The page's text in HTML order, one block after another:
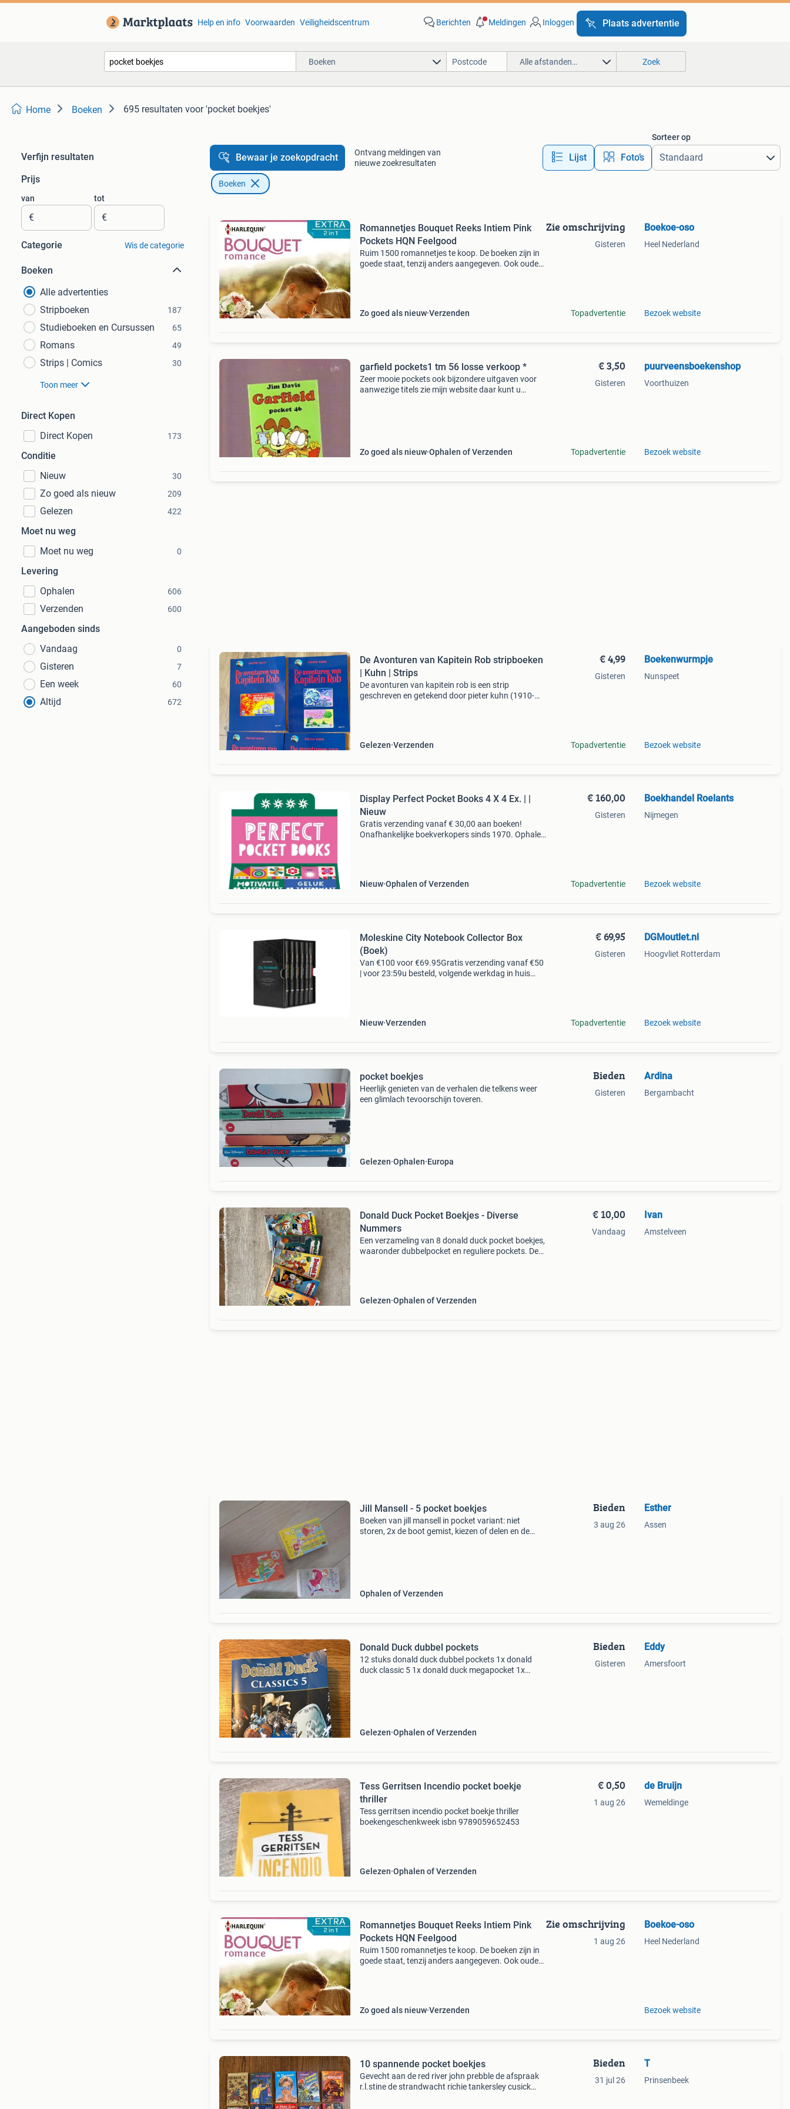
Help en info Voorwaarden Veiligheidscentrum Berichten Meldingen Inloggen Plaats advertentie
Boeken Alle afstanden… Zoek
Home Boeken 695 resultaten voor 'pocket boekjes'
Verfijn resultaten
Prijs
van
€
tot
€
Categorie Wis de categorie
Boeken
Alle advertenties
Stripboeken
187
Studieboeken en Cursussen 65
Romans 49
Strips | Comics 30
Toon meer
Direct Kopen
Direct Kopen
173
Conditie
Nieuw
30
Zo goed als nieuw 209
Gelezen 422
Moet nu weg
Moet nu weg
0
Levering
Ophalen
606
Verzenden 600
Aangeboden sinds
Vandaag
0
Gisteren 7
Een week 60
Altijd 672
Bewaar je zoekopdracht
Ontvang meldingen van
nieuwe zoekresultaten
Lijst Foto’s
Sorteer op
Boeken
Romannetjes Bouquet Reeks Intiem Pink
Pockets HQN Feelgood
Ruim 1500 romannetjes te koop. De boeken zijn in
goede staat, tenzij anders aangegeven. Ook oudere
Zo goed als nieuw Verzenden
Zie omschrijving
Gisteren
Topadvertentie
Boekoe-oso
Heel Nederland
Bezoek website
garfield pockets1 tm 56 losse verkoop *
Zeer mooie pockets ook bijzondere uitgaven voor
aanwezige titels zie mijn website daar kunt u
Zo goed als nieuw Ophalen of Verzenden
€ 3,50
Gisteren
Topadvertentie
puurveensboekenshop
Voorthuizen
Bezoek website
De Avonturen van Kapitein Rob stripboeken
| Kuhn | Strips
De avonturen van kapitein rob is een strip
geschreven en getekend door pieter kuhn (1910-
Gelezen Verzenden
€ 4,99
Gisteren
Topadvertentie
Boekenwurmpje
Nunspeet
Bezoek website
Display Perfect Pocket Books 4 X 4 Ex. | |
Nieuw
Gratis verzending vanaf € 30,00 aan boeken!
Onafhankelijke boekverkopers sinds 1970. Ophalen
Nieuw Ophalen of Verzenden
€ 160,00
Gisteren
Topadvertentie
Boekhandel Roelants
Nijmegen
Bezoek website
Moleskine City Notebook Collector Box
(Boek)
Van €100 voor €69.95Gratis verzending vanaf €50
| voor 23:59u besteld, volgende werkdag in huis
Nieuw Verzenden
€ 69,95
Gisteren
Topadvertentie
DGMoutlet.nl
Hoogvliet Rotterdam
Bezoek website
pocket boekjes
Heerlijk genieten van de verhalen die telkens weer
een glimlach tevoorschijn toveren.
Gelezen Ophalen Europa
Bieden
Gisteren
Ardina
Bergambacht
Donald Duck Pocket Boekjes - Diverse
Nummers
Een verzameling van 8 donald duck pocket boekjes,
waaronder dubbelpocket en reguliere pockets. De
Gelezen Ophalen of Verzenden
€ 10,00
Vandaag
Ivan
Amstelveen
Jill Mansell - 5 pocket boekjes
Boeken van jill mansell in pocket variant: niet
storen, 2x de boot gemist, kiezen of delen en de
Ophalen of Verzenden
Bieden
3 aug 26
Esther
Assen
Donald Duck dubbel pockets
12 stuks donald duck dubbel pockets 1x donald
duck classic 5 1x donald duck megapocket 1x
Gelezen Ophalen of Verzenden
Bieden
Gisteren
Eddy
Amersfoort
Tess Gerritsen Incendio pocket boekje
thriller
Tess gerritsen incendio pocket boekje thriller
boekengeschenkweek isbn 9789059652453
Gelezen Ophalen of Verzenden
€ 0,50
1 aug 26
de Bruijn
Wemeldinge
Romannetjes Bouquet Reeks Intiem Pink
Pockets HQN Feelgood
Ruim 1500 romannetjes te koop. De boeken zijn in
goede staat, tenzij anders aangegeven. Ook oudere
Zo goed als nieuw Verzenden
Zie omschrijving
1 aug 26
Boekoe-oso
Heel Nederland
Bezoek website
10 spannende pocket boekjes
Gevecht aan de red river john prebble de afspraak
r.l.stine de strandwacht richie tankersley cusick
Bieden
31 jul 26
T
Prinsenbeek